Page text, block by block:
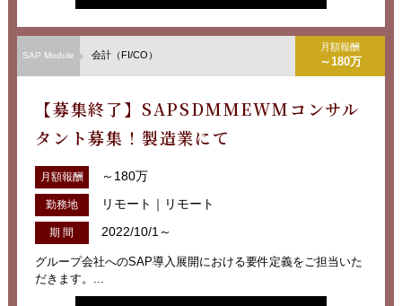
SAP Module 会計（FI/CO）
月額報酬
～180万
【募集終了】SAPSDMMEWMコンサル
タント募集！製造業にて
月額報酬 ～180万
勤務地 リモート｜リモート
期 間 2022/10/1～
グループ会社へのSAP導入展開における要件定義をご担当いた
だきます。...